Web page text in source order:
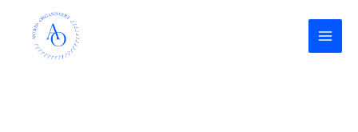
inhoud